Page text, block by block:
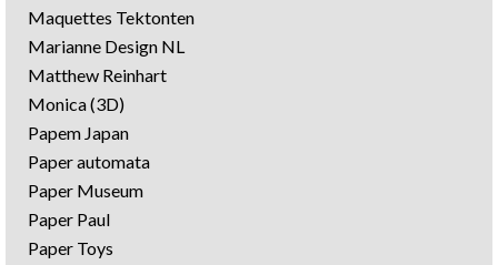
Maquettes Tektonten
Marianne Design NL
Matthew Reinhart
Monica (3D)
Papem Japan
Paper automata
Paper Museum
Paper Paul
Paper Toys